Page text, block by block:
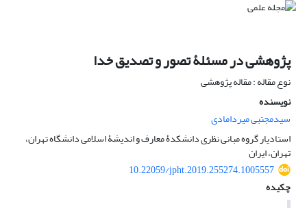
پژوهشی در مسئلۀ تصور و تصدیق خدا
نوع مقاله : مقاله پژوهشی
نویسنده
سیدمجتبی میردامادی
استادیار گروه مبانی نظری دانشکدۀ معارف و اندیشۀ اسلامی دانشگاه تهران،
تهران، ایران
10.22059/jpht.2019.255274.1005557
چکیده